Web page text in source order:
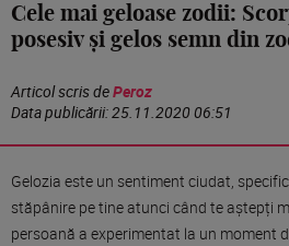
Cele mai geloase zodii:
posesiv și gelos semn din
Articol scris dePeroz
Data publicării:25.11.2020 06:51
Gelozia este un sentiment ciudat,
stăpânire pe tine atunci când te aștepți
persoană a experimentat la un moment